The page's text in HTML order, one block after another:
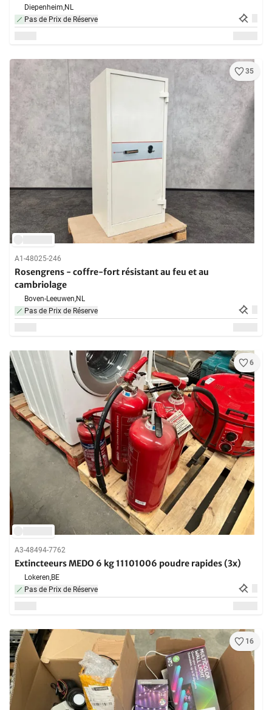
Diepenheim,NL
Pas de Prix de Réserve
35
A1-48025-246
Rosengrens - coffre-fort résistant au feu et au
cambriolage
Boven-Leeuwen,NL
Pas de Prix de Réserve
6
A3-48494-7762
Extincteeurs MEDO 6 kg 11101006 poudre rapides (3x)
Lokeren,BE
Pas de Prix de Réserve
16